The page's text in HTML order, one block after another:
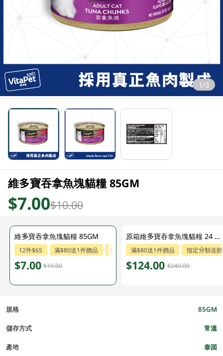
1/3
維多寶吞拿魚塊貓糧 85GM
$7.00$10.00
維多寶吞拿魚塊貓糧 85GM
12件$65 滿$80送1件贈品 指定分類送贈品
$7.00 $10.00
原箱維多寶吞拿魚塊貓糧 24 X 85GM
滿$80送1件贈品 指定分類送
$124.00 $240.00
規格 85GM
儲存方式 常溫
產地 泰國